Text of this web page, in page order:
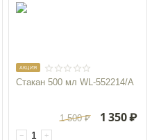
AКЦИЯ
Стакан 500 мл WL‑552214/A
+
−
1 500 ₽ 1 350₽